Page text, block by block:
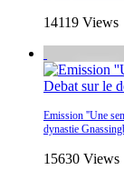
14119 Views
Emission ''Une
dynastie
15630 Views